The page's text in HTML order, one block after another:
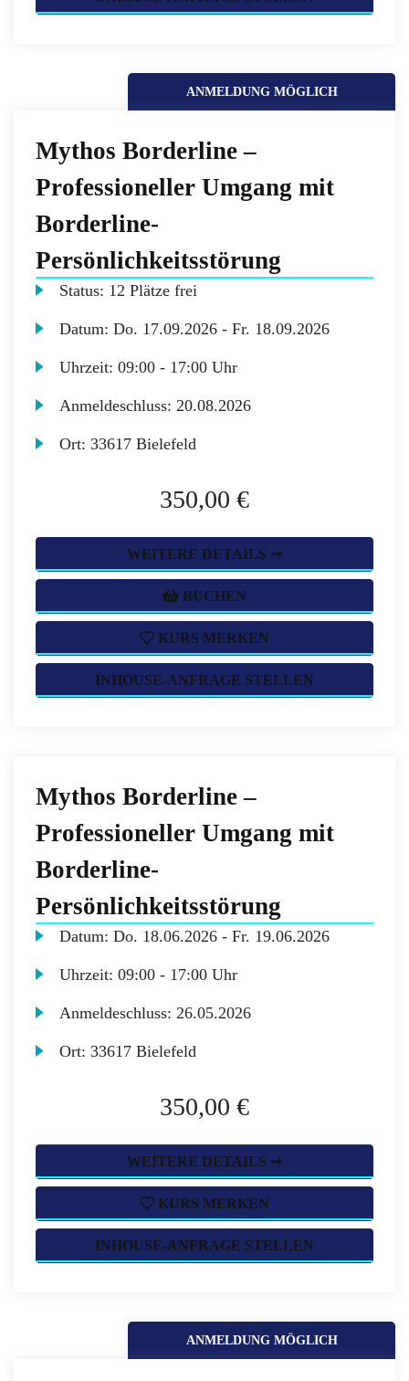
ANMELDUNG MÖGLICH
Mythos Borderline –
Professioneller Umgang mit
Borderline-
Persönlichkeitsstörung
Status: 12 Plätze frei
Datum:Do. 17.09.2026 -Fr. 18.09.2026
Uhrzeit:09:00 - 17:00 Uhr
Anmeldeschluss:20.08.2026
Ort:33617 Bielefeld
350,00 €
WEITERE DETAILS ➞
BUCHEN
KURS MERKEN
INHOUSE-ANFRAGE STELLEN
Mythos Borderline –
Professioneller Umgang mit
Borderline-
Persönlichkeitsstörung
Datum:Do. 18.06.2026 -Fr. 19.06.2026
Uhrzeit:09:00 - 17:00 Uhr
Anmeldeschluss:26.05.2026
Ort:33617 Bielefeld
350,00 €
WEITERE DETAILS ➞
KURS MERKEN
INHOUSE-ANFRAGE STELLEN
ANMELDUNG MÖGLICH